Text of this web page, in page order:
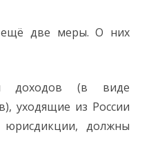
ещё две меры. О них
доходов (в виде
уходящие из России
должны